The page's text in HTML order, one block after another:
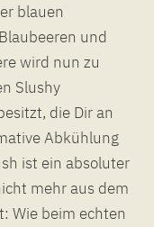
blauen
und
wird nun zu
Slushy
die Dir an
Abkühlung
ist ein absoluter
mehr aus dem
Wie beim echten